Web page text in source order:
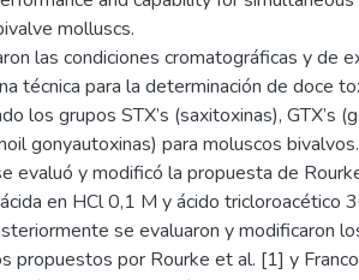
molluscs.
las condiciones cromatográficas y de
técnica para la determinación de doce
los grupos STX’s (saxitoxinas), GTX’s
gonyautoxinas) para moluscos
evaluó y modificó la propuesta de
en HCl 0,1 M y ácido tricloroacético
se evaluaron y modificaron
propuestos por Rourke et al. [1] y